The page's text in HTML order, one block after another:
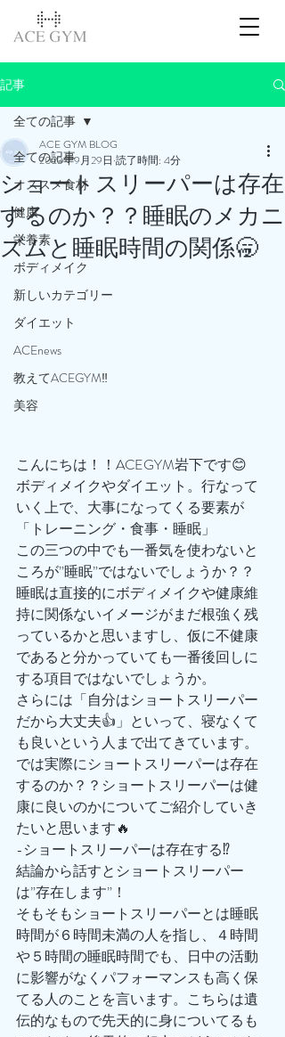
記事
全ての記事
オススメ食材
健康
栄養素
ボディメイク
新しいカテゴリー
ダイエット
ACEnews
教えてACEGYM‼️
美容
全ての記事
ショートスリーパーは存在
するのか？？睡眠のメカニ
ズムと睡眠時間の関係🥱
ACE GYM BLOG
2023年9月29日 読了時間: 4分
こんにちは！！ACEGYM岩下です😊
ボディメイクやダイエット。行なって
いく上で、大事になってくる要素が
「トレーニング・食事・睡眠」
この三つの中でも一番気を使わないと
ころが”睡眠”ではないでしょうか？？
睡眠は直接的にボディメイクや健康維
持に関係ないイメージがまだ根強く残
っているかと思いますし、仮に不健康
であると分かっていても一番後回しに
する項目ではないでしょうか。
さらには「自分はショートスリーパー
だから大丈夫👍」といって、寝なくて
も良いという人まで出てきています。
では実際にショートスリーパーは存在
するのか？？ショートスリーパーは健
康に良いのかについてご紹介していき
たいと思います🔥
-ショートスリーパーは存在する⁉️
結論から話すとショートスリーパー
は”存在します”！
そもそもショートスリーパーとは睡眠
時間が６時間未満の人を指し、４時間
や５時間の睡眠時間でも、日中の活動
に影響がなくパフォーマンスも高く保
てる人のことを言います。こちらは遺
伝的なもので先天的に身についてるも